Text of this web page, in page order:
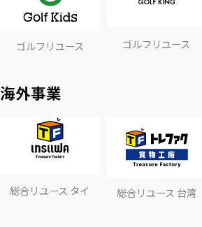
ゴルフリユース ゴルフリユース
海外事業
総合リユース タイ 総合リユース 台湾